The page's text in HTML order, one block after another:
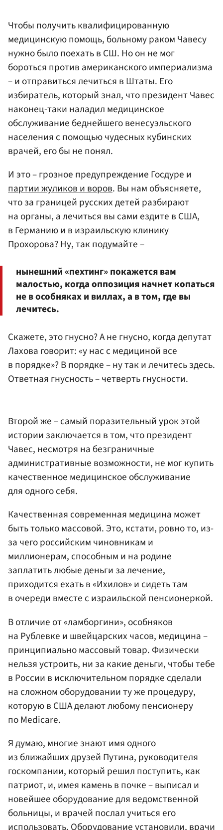
Чтобы получить квалифицированную
медицинскую помощь, больному раком Чавесу
нужно было поехать в СШ. Но он не мог
бороться против американского империализма
– и отправиться лечиться в Штаты. Его
избиратель, который знал, что президент Чавес
наконец-таки наладил медицинское
обслуживание беднейшего венесуэльского
населения с помощью чудесных кубинских
врачей, его бы не понял.
И это – грозное предупреждение Госдуре и
партии жуликов и воров. Вы нам объясняете,
что за границей русских детей разбирают
на органы, а лечиться вы сами ездите в США,
в Германию и в израильскую клинику
Прохорова? Ну, так подумайте –
нынешний «пехтинг» покажется вам
малостью, когда оппозиция начнет копаться
не в особняках и виллах, а в том, где вы
лечитесь.
Скажете, это гнусно? А не гнусно, когда депутат
Лахова говорит: «у нас с медициной все
в порядке»? В порядке – ну так и лечитесь здесь.
Ответная гнусность – четверть гнусности.
Второй же – самый поразительный урок этой
истории заключается в том, что президент
Чавес, несмотря на безграничные
административные возможности, не мог купить
качественное медицинское обслуживание
для одного себя.
Качественная современная медицина может
быть только массовой. Это, кстати, ровно то, из-
за чего российским чиновникам и
миллионерам, способным и на родине
заплатить любые деньги за лечение,
приходится ехать в «Ихилов» и сидеть там
в очереди вместе с израильской пенсионеркой.
В отличие от «ламборгини», особняков
на Рублевке и швейцарских часов, медицина –
принципиально массовый товар. Физически
нельзя устроить, ни за какие деньги, чтобы тебе
в России в исключительном порядке сделали
на сложном оборудовании ту же процедуру,
которую в США делают любому пенсионеру
по Medicare.
Я думаю, многие знают имя одного
из ближайших друзей Путина, руководителя
госкомпании, который решил поступить, как
патриот, и, имея камень в почке – выписал и
новейшее оборудование для ведомственной
больницы, и врачей послал учиться его
использовать. Оборудование установили, врачи